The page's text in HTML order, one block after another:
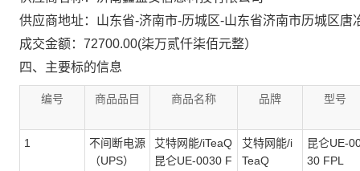
供应商地址：山东省-济南市-历城区-山东省济南市历城区唐
成交金额：72700.00(柒万贰仟柒佰元整）
四、主要标的信息
编号 商品品目 商品名称 品牌 型号
1
不间断电源
（UPS）
艾特网能/iTeaQ
昆仑UE-0030 F
艾特网能/i
TeaQ
昆仑UE-
30 FPL